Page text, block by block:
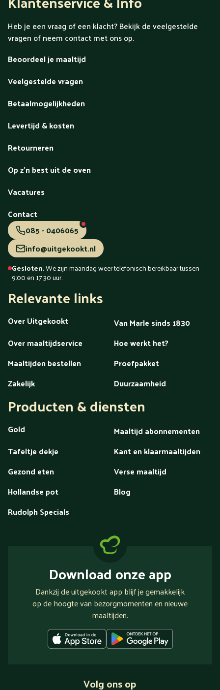
Heb je een vraag of een klacht? Bekijk de veelgestelde
vragen of neem contact met ons op.
Beoordeel je maaltijd
Veelgestelde vragen
Betaalmogelijkheden
Levertijd & kosten
Retourneren
Op z'n best uit de oven
Vacatures
Contact
085 - 0406065
info@uitgekookt.nl
Gesloten.We zijn maandag weer telefonisch bereikbaar tussen
9:00 en 17:30 uur.
Relevante links
Over Uitgekookt
Van Marle sinds 1830
Over maaltijdservice
Hoe werkt het?
Maaltijden bestellen
Proefpakket
Zakelijk
Duurzaamheid
Producten & diensten
Gold
Maaltijd abonnementen
Tafeltje dekje
Kant en klaarmaaltijden
Gezond eten
Verse maaltijd
Hollandse pot
Blog
Rudolph Specials
Download onze app
Dankzij de uitgekookt app blijf je gemakkelijk
op de hoogte van bezorgmomenten en nieuwe
maaltijden.
Volg ons op